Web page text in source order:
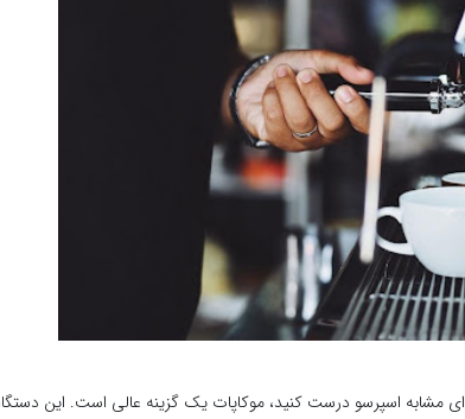
مشابه اسپرسو درست کنید، موکاپات یک گزینه عالی است. این
حرارت را به آرامی افزایش دهید.
و در فنجان جمع شود.
کنید یا به‌طور خالص مصرف کنید.
اسپرسو داشته باشند، عالی است.